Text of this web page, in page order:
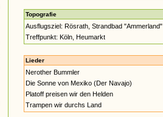
Topografie
Ausflugsziel: Rösrath, Strandbad "Ammerland"
Treffpunkt: Köln, Heumarkt
Lieder
Nerother Bummler
Die Sonne von Mexiko (Der Navajo)
Platoff preisen wir den Helden
Trampen wir durchs Land